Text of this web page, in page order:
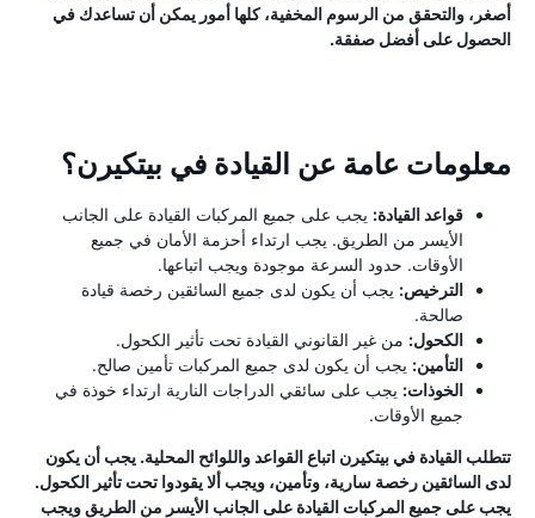
أصغر، والتحقق من الرسوم المخفية، كلها أمور يمكن أن تساعدك في
الحصول على أفضل صفقة.
معلومات عامة عن القيادة في بيتكيرن؟
قواعد القيادة: يجب على جميع المركبات القيادة على الجانب
الأيسر من الطريق. يجب ارتداء أحزمة الأمان في جميع
الأوقات. حدود السرعة موجودة ويجب اتباعها.
الترخيص: يجب أن يكون لدى جميع السائقين رخصة قيادة
صالحة.
الكحول: من غير القانوني القيادة تحت تأثير الكحول.
التأمين: يجب أن يكون لدى جميع المركبات تأمين صالح.
الخوذات: يجب على سائقي الدراجات النارية ارتداء خوذة في
جميع الأوقات.
تتطلب القيادة في بيتكيرن اتباع القواعد واللوائح المحلية. يجب أن يكون
لدى السائقين رخصة سارية، وتأمين، ويجب ألا يقودوا تحت تأثير الكحول.
يجب على جميع المركبات القيادة على الجانب الأيسر من الطريق ويجب